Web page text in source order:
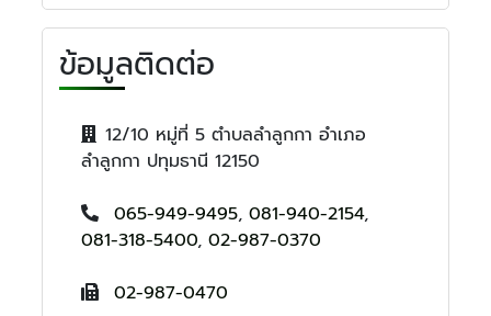
ข้อมูลติดต่อ
12/10 หมู่ที่ 5 ตำบลลำลูกกา อำเภอ
ลำลูกกา ปทุมธานี 12150
065-949-9495, 081-940-2154,
081-318-5400, 02-987-0370
02-987-0470